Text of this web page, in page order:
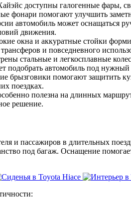
доступны галогенные фары,
фонари помогают улучшить
автомобиль может оснащаться
движения.
окна и аккуратные стойки
и повседневного
стальные и легкосплавные
подобрать автомобиль под
брызговики помогают защитить
поездках.
полезна на длинных
решение.
и пассажиров в длительных
под багаж. Оснащение